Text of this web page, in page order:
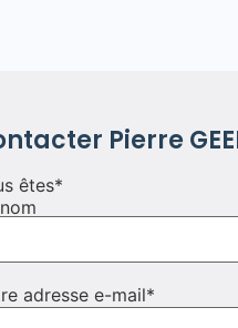
Pierre
êtes*
adresse e-mail*